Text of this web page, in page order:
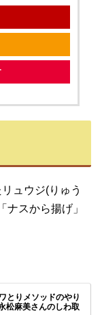
ュウジ(りゅう
ナスから揚げ」
とりメソッドのやり
松麻美さんのしわ取